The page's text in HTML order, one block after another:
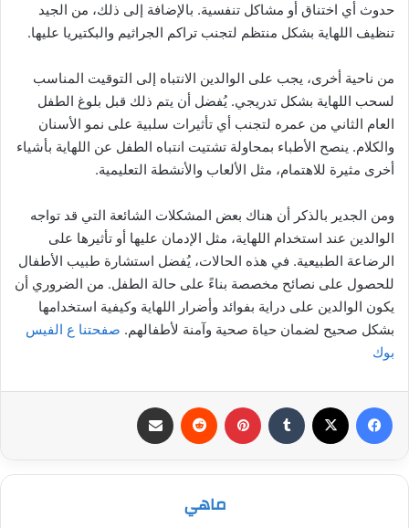
حدوث أي اختناق أو مشاكل تنفسية. بالإضافة إلى ذلك، من الجيد
تنظيف اللهاية بشكل منتظم لتجنب تراكم الجراثيم والبكتيريا عليها.
من ناحية أخرى، يجب على الوالدين الانتباه إلى التوقيت المناسب
لسحب اللهاية بشكل تدريجي. يُفضل أن يتم ذلك قبل بلوغ الطفل
العام الثاني من عمره لتجنب أي تأثيرات سلبية على نمو الأسنان
والكلام. ينصح الأطباء بمحاولة تشتيت انتباه الطفل عن اللهاية بأشياء
أخرى مثيرة للاهتمام، مثل الألعاب والأنشطة التعليمية.
ومن الجدير بالذكر أن هناك بعض المشكلات الشائعة التي قد تواجه
الوالدين عند استخدام اللهاية، مثل الإدمان عليها أو تأثيرها على
الرضاعة الطبيعية. في هذه الحالات، يُفضل استشارة طبيب الأطفال
للحصول على نصائح مخصصة بناءً على حالة الطفل. من الضروري أن
يكون الوالدين على دراية بفوائد وأضرار اللهاية وكيفية استخدامها
بشكل صحيح لضمان حياة صحية وآمنة لأطفالهم. صفحتنا ع الفيس
بوك
فيسبوك بينتيريست
ماهي